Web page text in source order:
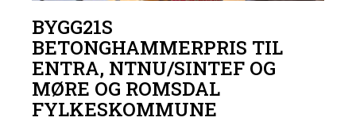
BYGG21S
BETONGHAMMERPRIS TIL
ENTRA, NTNU/SINTEF OG
MØRE OG ROMSDAL
FYLKESKOMMUNE